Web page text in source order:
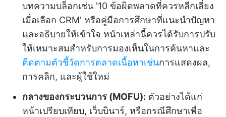
บทความบล็อกเช่น '10 ข้อผิดพลาดที่ควรหลีกเลี่ยง
เมื่อเลือก CRM' หรือคู่มือการศึกษาที่แนะนำปัญหา
และอธิบายให้เข้าใจ หน้าเหล่านี้ควรได้รับการปรับ
ให้เหมาะสมสำหรับการมองเห็นในการค้นหาและ
ติดตามตัวชี้วัดการตลาดเนื้อหาเช่นการแสดงผล,
การคลิก, และผู้ใช้ใหม่
กลางของกระบวนการ (MOFU): ตัวอย่างได้แก่
หน้าเปรียบเทียบ, เว็บบินาร์, หรือกรณีศึกษาเพื่อ